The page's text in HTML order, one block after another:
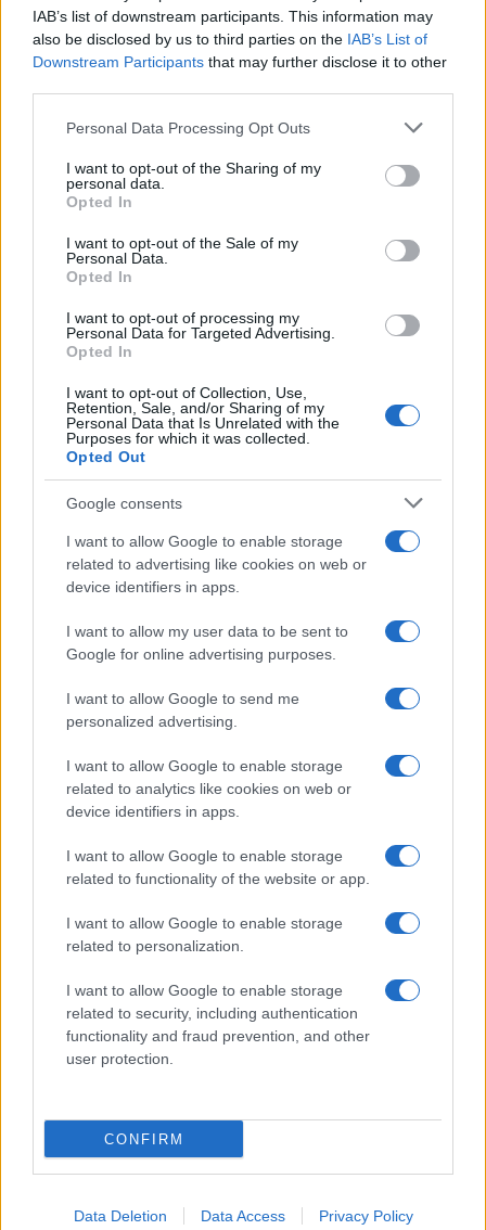
IAB’s list of downstream participants. This information may
also be disclosed by us to third parties on the IAB’s List of
Downstream Participants that may further disclose it to other
Please note that this website/app uses one or more Google
not limited to your visit or usage behaviour. You may click to
grant or deny consent to Google and its third-party tags to
use your data for below specified purposes in below Google
consent section.
Personal Data Processing Opt Outs
I want to opt-out of the Sharing of my
personal data.
Opted In
I want to opt-out of the Sale of my
Personal Data.
Opted In
I want to opt-out of processing my
Personal Data for Targeted Advertising.
Opted In
I want to opt-out of Collection, Use,
Retention, Sale, and/or Sharing of my
Personal Data that Is Unrelated with the
Purposes for which it was collected.
Opted Out
Google consents
I want to allow Google to enable storage
related to advertising like cookies on web or
device identifiers in apps.
I want to allow my user data to be sent to
Google for online advertising purposes.
I want to allow Google to send me
personalized advertising.
I want to allow Google to enable storage
related to analytics like cookies on web or
device identifiers in apps.
I want to allow Google to enable storage
related to functionality of the website or app.
I want to allow Google to enable storage
related to personalization.
I want to allow Google to enable storage
related to security, including authentication
functionality and fraud prevention, and other
user protection.
CONFIRM
Data Deletion Data Access Privacy Policy
Η αίτηση υποβάλλεται μέσω ειδικής ηλεκτρονικής
πλατφόρμας η οποία είναι προσβάσιμη στη διαδρομή:
https://apps.espa.minedu.gov.gr/apospaseisdimos/
Προθεσμία υποβολής αιτήσεων ορίζεται από την
Δευτέρα 29/6/2026 έως την Κυριακή 12/7/2026 και ώρα
ΕΔΩτον πίνακα κενών